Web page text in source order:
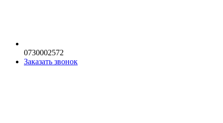
0730002572
Заказать звонок